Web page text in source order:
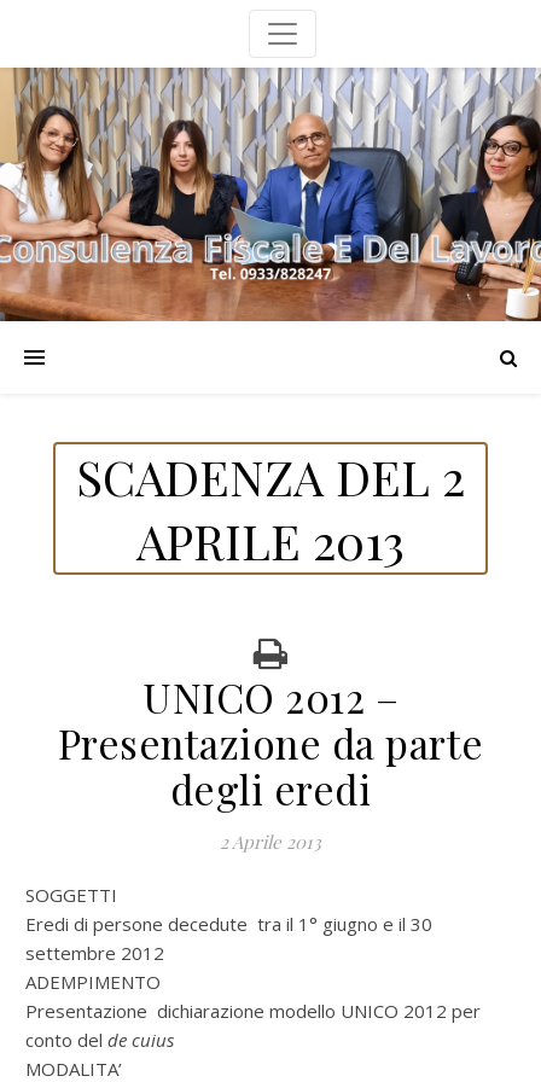
SCADENZA DEL 2
APRILE 2013
UNICO 2012 –
Presentazione da parte
degli eredi
2 Aprile 2013
SOGGETTI
Eredi di persone decedute tra il 1° giugno e il 30
settembre 2012
ADEMPIMENTO
Presentazione dichiarazione modello UNICO 2012 per
conto del de cuius
MODALITA’